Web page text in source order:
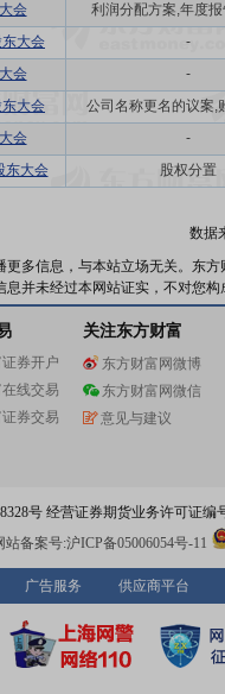
会
利润分配方案,年度
大会
-
会
-
大会
公司名称更名的议案,
会
-
东大会
股权分置
数据
多信息，与本站立场无关。东
并未经过本网站证实，不对您
券开户
线交易
券交易
关注东方财富
东方财富网微博
东方财富网微信
意见与建议
号 经营证券期货业务许可证编
站备案号:沪ICP备05006054号-11
广告服务 供应商平台